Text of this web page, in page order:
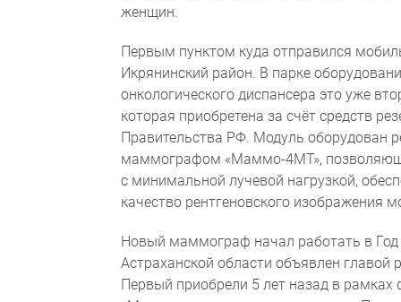
женщин.
Первым пунктом куда отправился
Икрянинский район. В парке
онкологического диспансера это уже
которая приобретена за счёт средств
Правительства РФ. Модуль оборудован
маммографом «Маммо-4МТ»,
с минимальной лучевой нагрузкой,
качество рентгеновского изображения
Новый маммограф начал работать в Год
Астраханской области объявлен
Первый приобрели 5 лет назад в